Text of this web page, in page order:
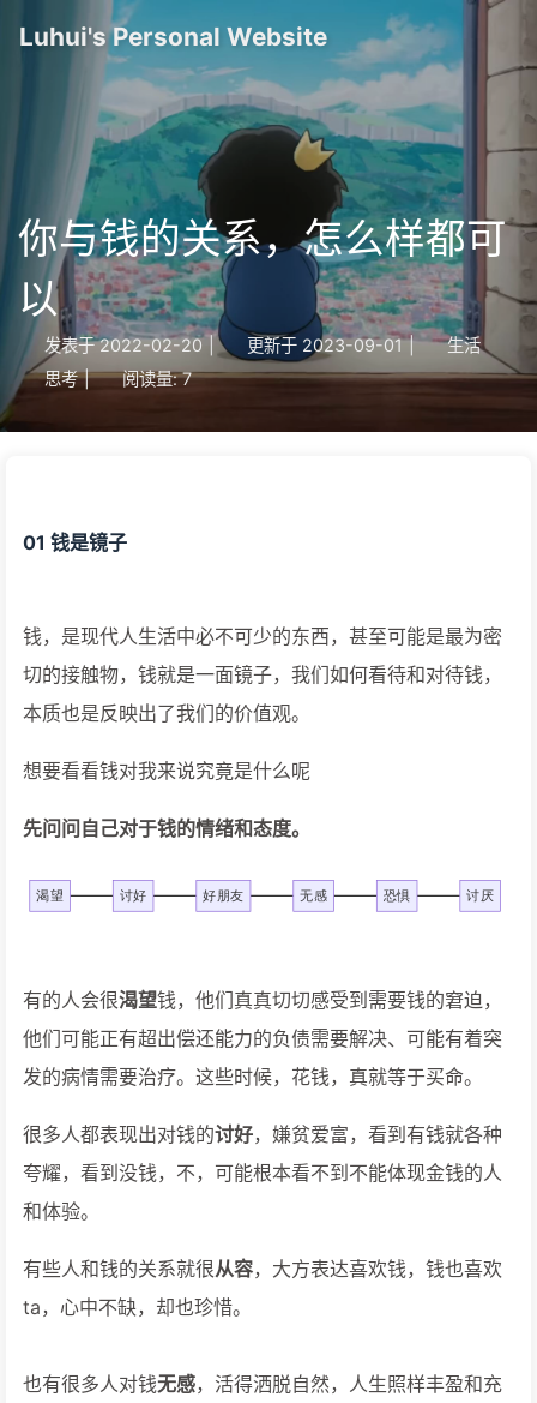
Luhui's Personal Website
你与钱的关系，怎么样都可
以
发表于 2022-02-20 更新于 2023-09-01 |
生活
思考 | 阅读量: 7
01 钱是镜子
钱，是现代人生活中必不可少的东西，甚至可能是最为密
切的接触物，钱就是一面镜子，我们如何看待和对待钱，
本质也是反映出了我们的价值观。
想要看看钱对我来说究竟是什么呢
先问问自己对于钱的情绪和态度。
有的人会很渴望钱，他们真真切切感受到需要钱的窘迫，
他们可能正有超出偿还能力的负债需要解决、可能有着突
发的病情需要治疗。这些时候，花钱，真就等于买命。
很多人都表现出对钱的讨好，嫌贫爱富，看到有钱就各种
夸耀，看到没钱，不，可能根本看不到不能体现金钱的人
和体验。
有些人和钱的关系就很从容，大方表达喜欢钱，钱也喜欢
ta，心中不缺，却也珍惜。
也有很多人对钱无感，活得洒脱自然，人生照样丰盈和充